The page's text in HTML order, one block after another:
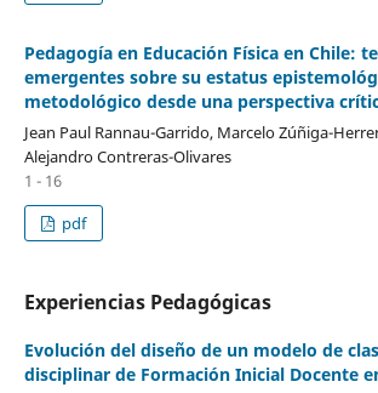
Pedagogía en Educación Física en Chile:
emergentes sobre su estatus
metodológico desde una perspectiva
Jean Paul Rannau-Garrido, Marcelo Zúñiga-
Alejandro Contreras-Olivares
1 - 16
pdf
Experiencias Pedagógicas
Evolución del diseño de un modelo de
disciplinar de Formación Inicial Docente